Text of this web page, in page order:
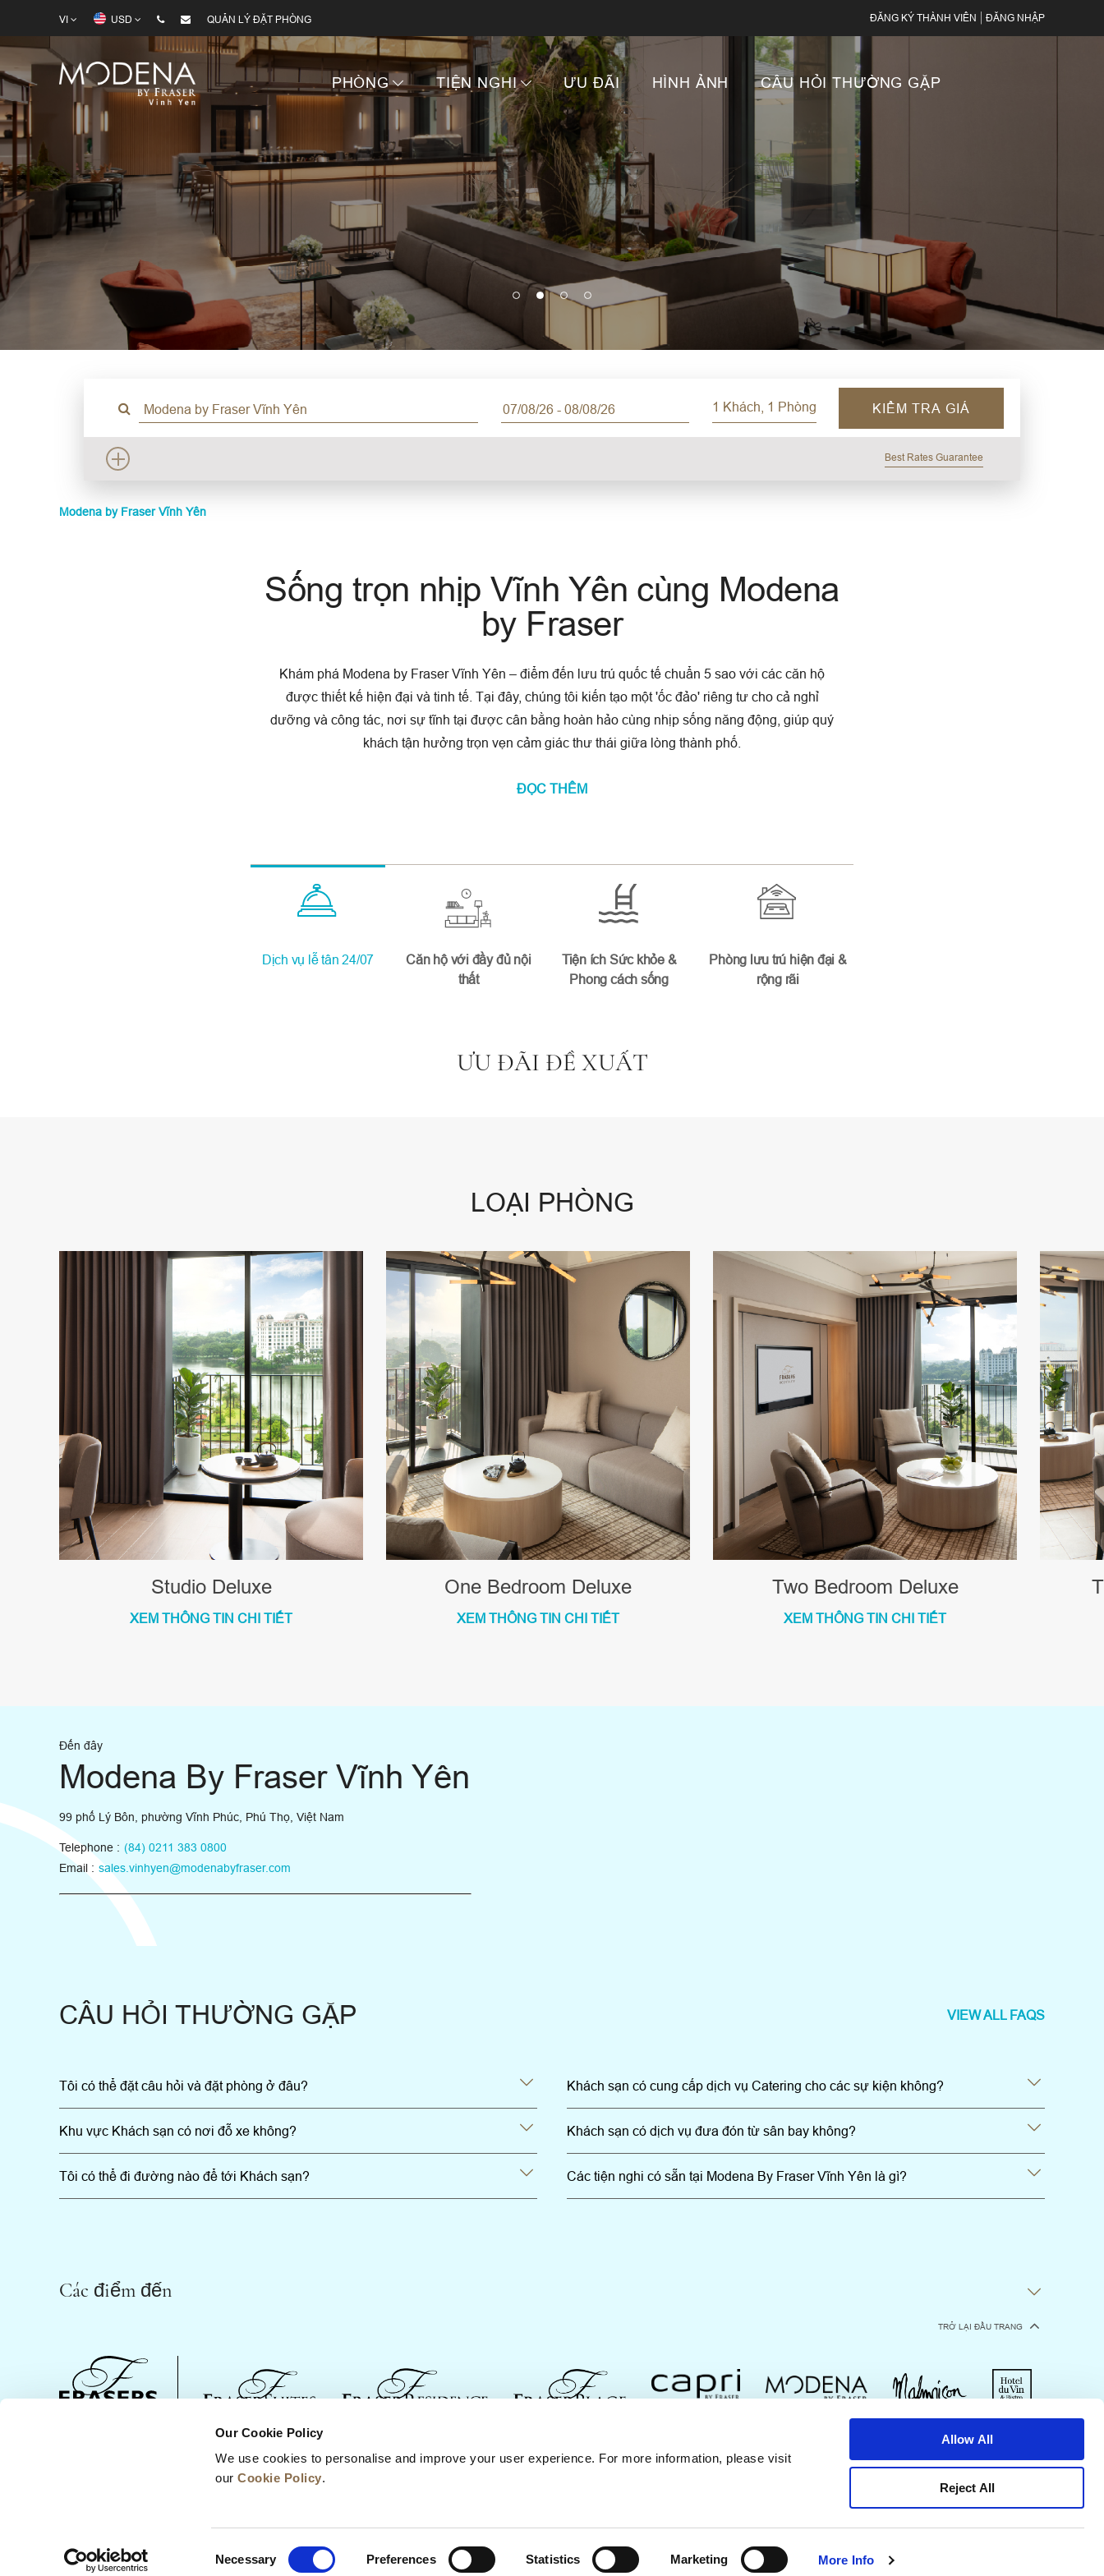
Our Cookie Policy
We use cookies to personalise and improve your user experience. For more information, please visit
ourCookie Policy.
Necessary Preferences Statistics Marketing More Info
Allow All
Reject All
VI USD QUẢN LÝ ĐẶT PHÒNG ĐĂNG KÝ THÀNH VIÊN ĐĂNG NHẬP
PHÒNG TIỆN NGHI ƯU ĐÃI HÌNH ẢNH CÂU HỎI THƯỜNG GẶP
1 Khách, 1 Phòng KIỂM TRA GIÁ
Best Rates Guarantee
Modena by Fraser Vĩnh Yên
Sống trọn nhịp Vĩnh Yên cùng Modena
by Fraser
Khám phá Modena by Fraser Vĩnh Yên – điểm đến lưu trú quốc tế chuẩn 5 sao với các căn hộ
được thiết kế hiện đại và tinh tế. Tại đây, chúng tôi kiến tạo một 'ốc đảo' riêng tư cho cả nghỉ
dưỡng và công tác, nơi sự tĩnh tại được cân bằng hoàn hảo cùng nhịp sống năng động, giúp quý
khách tận hưởng trọn vẹn cảm giác thư thái giữa lòng thành phố.
ĐỌC THÊM
Dịch vụ lễ tân 24/07
Căn hộ với đầy đủ nội
thất
Tiện ích Sức khỏe &
Phong cách sống
Phòng lưu trú hiện đại &
rộng rãi
ƯU ĐÃI ĐỀ XUẤT
LOẠI PHÒNG
Studio Deluxe
XEM THÔNG TIN CHI TIẾT
One Bedroom Deluxe
XEM THÔNG TIN CHI TIẾT
Two Bedroom Deluxe
XEM THÔNG TIN CHI TIẾT
Đến đây
Modena By Fraser Vĩnh Yên
99 phố Lý Bôn, phường Vĩnh Phúc, Phú Thọ, Việt Nam
Telephone : (84) 0211 383 0800
Email : sales.vinhyen@modenabyfraser.com
CÂU HỎI THƯỜNG GẶP VIEW ALL FAQS
Tôi có thể đặt câu hỏi và đặt phòng ở đâu?
Khu vực Khách sạn có nơi đỗ xe không?
Tôi có thể đi đường nào để tới Khách sạn?
Khách sạn có cung cấp dịch vụ Catering cho các sự kiện không?
Khách sạn có dịch vụ đưa đón từ sân bay không?
Các tiện nghi có sẵn tại Modena By Fraser Vĩnh Yên là gì?
Các điểm đến
TRỞ LẠI ĐẦU TRANG
Phát Triển Kinh Doanh Liên Hệ Với Chúng Tôi Đảm Bảo Mức Giá Tốt Nhất
Chính Sách Quyền Riêng Tư
© 2022 Frasers Hospitality Pte Ltd. A member of Frasers Property Group.